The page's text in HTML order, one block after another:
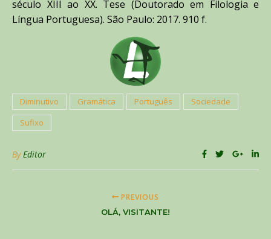
século XIII ao XX. Tese (Doutorado em Filologia e
Língua Portuguesa). São Paulo: 2017. 910 f.
Diminutivo Gramática Português
Sociedade
Sufixo
By Editor
PREVIOUS
OLÁ, VISITANTE!